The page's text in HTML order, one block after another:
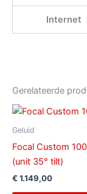
Internet
Gerelateerde
Geluid
Focal Custom
(unit 35° tilt)
€ 1.149,00